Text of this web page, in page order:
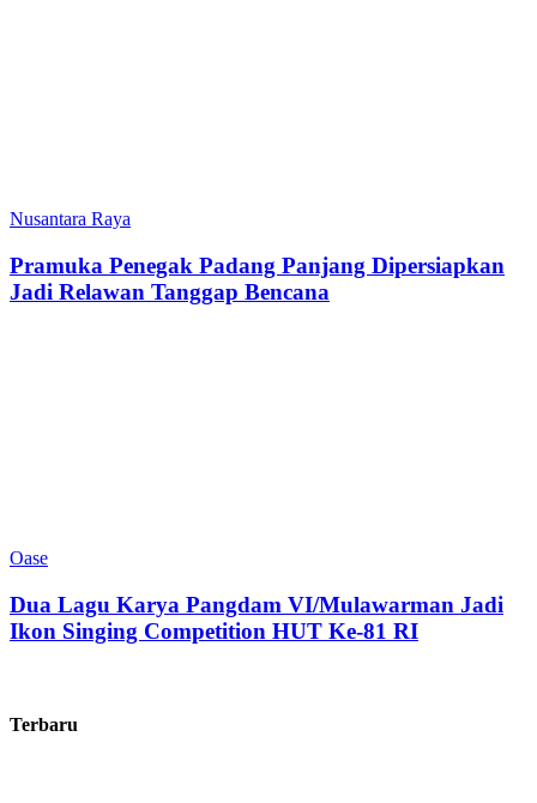
Nusantara Raya
Pramuka Penegak Padang Panjang Dipersiapkan
Jadi Relawan Tanggap Bencana
Oase
Dua Lagu Karya Pangdam VI/Mulawarman Jadi
Ikon Singing Competition HUT Ke-81 RI
Terbaru